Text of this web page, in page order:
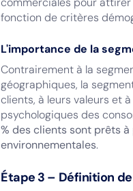
fonction de critères
L'importance de la
Contrairement à la
géographiques, la
clients, à leurs valeurs et
psychologiques des
% des clients sont prêts
environnementales.
Étape 3 – Définition